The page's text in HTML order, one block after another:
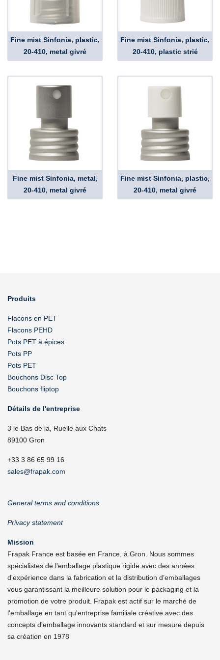
Fine mist Sinfonia, plastic,
20-410, metal givré
Fine mist Sinfonia, plastic,
20-410, plastic strié
Fine mist Sinfonia, metal,
20-410, metal givré
Fine mist Sinfonia, plastic,
20-410, metal givré
Produits
Flacons en PET
Flacons PEHD
Pots PET à épices
Pots PP
Pots PET
Bouchons Disc Top
Bouchons fliptop
Détails de l'entreprise
3 le Bas de la, Ruelle aux Chats
89100 Gron
+33 3 86 65 99 16
sales@frapak.com
General terms and conditions
Privacy statement
Mission
Frapak France est basée en France, à Gron. Nous sommes
spécialistes de l'emballage plastique rigide avec des années
d'expérience dans la fabrication et la distribution d’emballages
vous garantissant la meilleure solution pour le packaging et la
promotion de votre produit. Frapak est actif sur le marché de
l'emballage en tant qu'entreprise familiale créative avec des
concepts d'emballage innovants standard et sur mesure depuis
sa création en 1978